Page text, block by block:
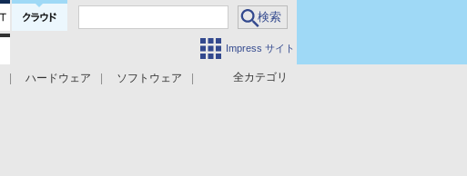
Impress サイト
全カテゴリ
ハードウェア
ソフトウェア